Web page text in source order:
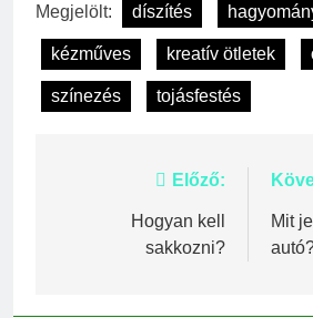
Megjelölt: díszítés
kézműves kreatív ötletek
színezés tojásfestés
Bejegyzés
navigáció
Előző:
Hogyan kell
sakkozni?
Mit